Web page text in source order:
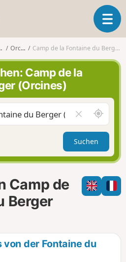
a
T
o
a
v
g
a
t
i
n
Orcines Camp de la Fontaine du Berger (Orcines)
Camp de la
(Orcines)
e
l
d
l
e
e
e
S
c
h
u
m
i
h
Suchen
Camp de
Berger
von der Fontaine du